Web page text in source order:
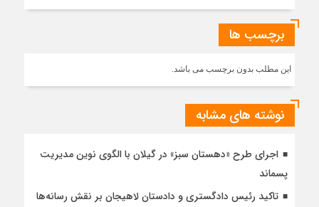
برچسب ها
این مطلب بدون برچسب می باشد.
نوشته های مشابه
اجرای طرح «دهستان سبز» در گیلان با الگوی نوین مدیریت
پسماند
تاکید رئیس دادگستری و دادستان لاهیجان بر نقش رسانه‌ها